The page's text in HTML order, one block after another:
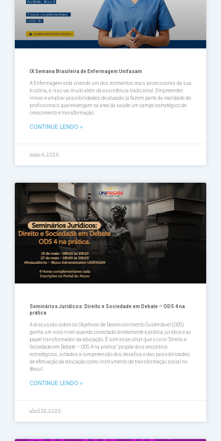
IX Semana Brasileira de Enfermagem Unifasam
A Enfermagem está vivendo um dos momentos mais promissores da sua
história, e isso vai muito além da assistência tradicional. Empreender,
inovar e ampliar possibilidades de atuação já fazem parte da realidade de
profissionais que enxergam na área da saúde um campo estratégico de
crescimento e transformação.
CONTINUE LENDO »
maio 6, 2026
Seminários Jurídicos: Direito e Sociedade em Debate – ODS 4 na
prática
A discussão sobre os Objetivos de Desenvolvimento Sustentável (ODS)
ganha um novo nível quando conectada diretamente à prática jurídica e ao
papel transformador da educação. É com esse olhar que o ciclo “Direito e
Sociedade em Debate – ODS 4 na prática” propõe dois encontros
estratégicos, voltados à compreensão dos desafios e das possibilidades
de efetivação da educação como instrumento de transformação social no
Brasil.
CONTINUE LENDO »
abril 28, 2026